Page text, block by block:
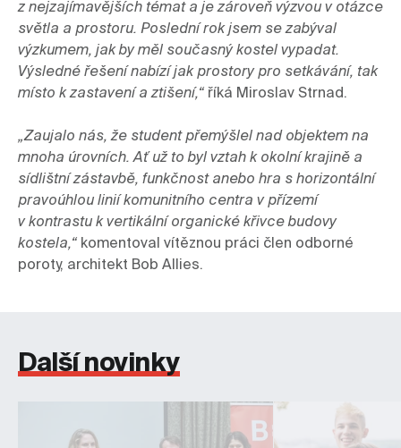
z nejzajímavějších témat a je zároveň výzvou v otázce
světla a prostoru. Poslední rok jsem se zabýval
výzkumem, jak by měl současný kostel vypadat.
Výsledné řešení nabízí jak prostory pro setkávání, tak
místo k zastavení a ztišení,“ říká Miroslav Strnad.
„Zaujalo nás, že student přemýšlel nad objektem na
mnoha úrovních. Ať už to byl vztah k okolní krajině a
sídlištní zástavbě, funkčnost anebo hra s horizontální
pravoúhlou linií komunitního centra v přízemí
v kontrastu k vertikální organické křivce budovy
kostela,“ komentoval vítěznou práci člen odborné
poroty, architekt Bob Allies.
Další novinky